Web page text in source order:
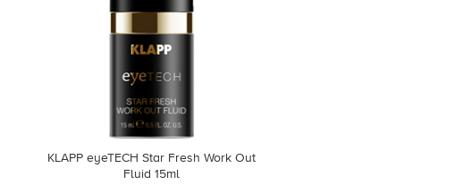
KLAPP eyeTECH Star Fresh Work Out
Fluid 15ml